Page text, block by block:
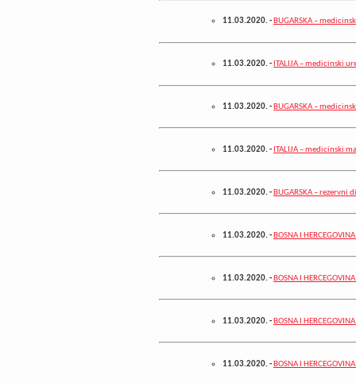
11.03.2020.- BUGARSKA –
11.03.2020.- ITALIJA – medicinski
11.03.2020.- BUGARSKA –
11.03.2020.- ITALIJA – medicinski
11.03.2020.- BUGARSKA – rezervni
11.03.2020.- BOSNA I
11.03.2020.- BOSNA I
11.03.2020.- BOSNA I
11.03.2020.- BOSNA I